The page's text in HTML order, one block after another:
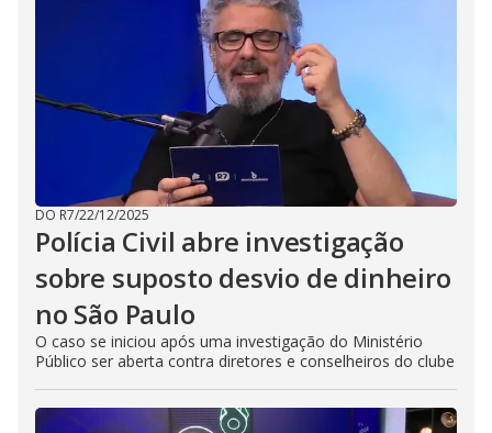
DO R7/22/12/2025
Polícia Civil abre investigação
sobre suposto desvio de dinheiro
no São Paulo
O caso se iniciou após uma investigação do Ministério
Público ser aberta contra diretores e conselheiros do clube